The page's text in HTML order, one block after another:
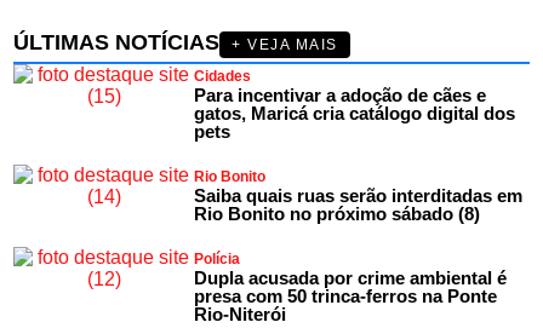
ÚLTIMAS NOTÍCIAS
+ VEJA MAIS
Cidades
Para incentivar a adoção de cães e
gatos, Maricá cria catálogo digital dos
pets
Rio Bonito
Saiba quais ruas serão interditadas em
Rio Bonito no próximo sábado (8)
Polícia
Dupla acusada por crime ambiental é
presa com 50 trinca-ferros na Ponte
Rio-Niterói